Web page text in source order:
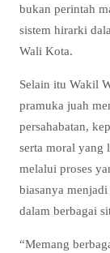
bukan perintah
sistem hirarki
Wali Kota.
Selain itu Wakil
pramuka juah
persahabatan,
serta moral yang
melalui proses
biasanya
dalam berbagai
“Memang